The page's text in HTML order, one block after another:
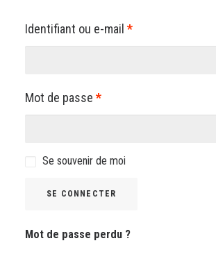
Identifiant ou e-mail *Obligatoire
Mot de passe *Obligatoire
Se souvenir de moi
SE CONNECTER
Mot de passe perdu ?